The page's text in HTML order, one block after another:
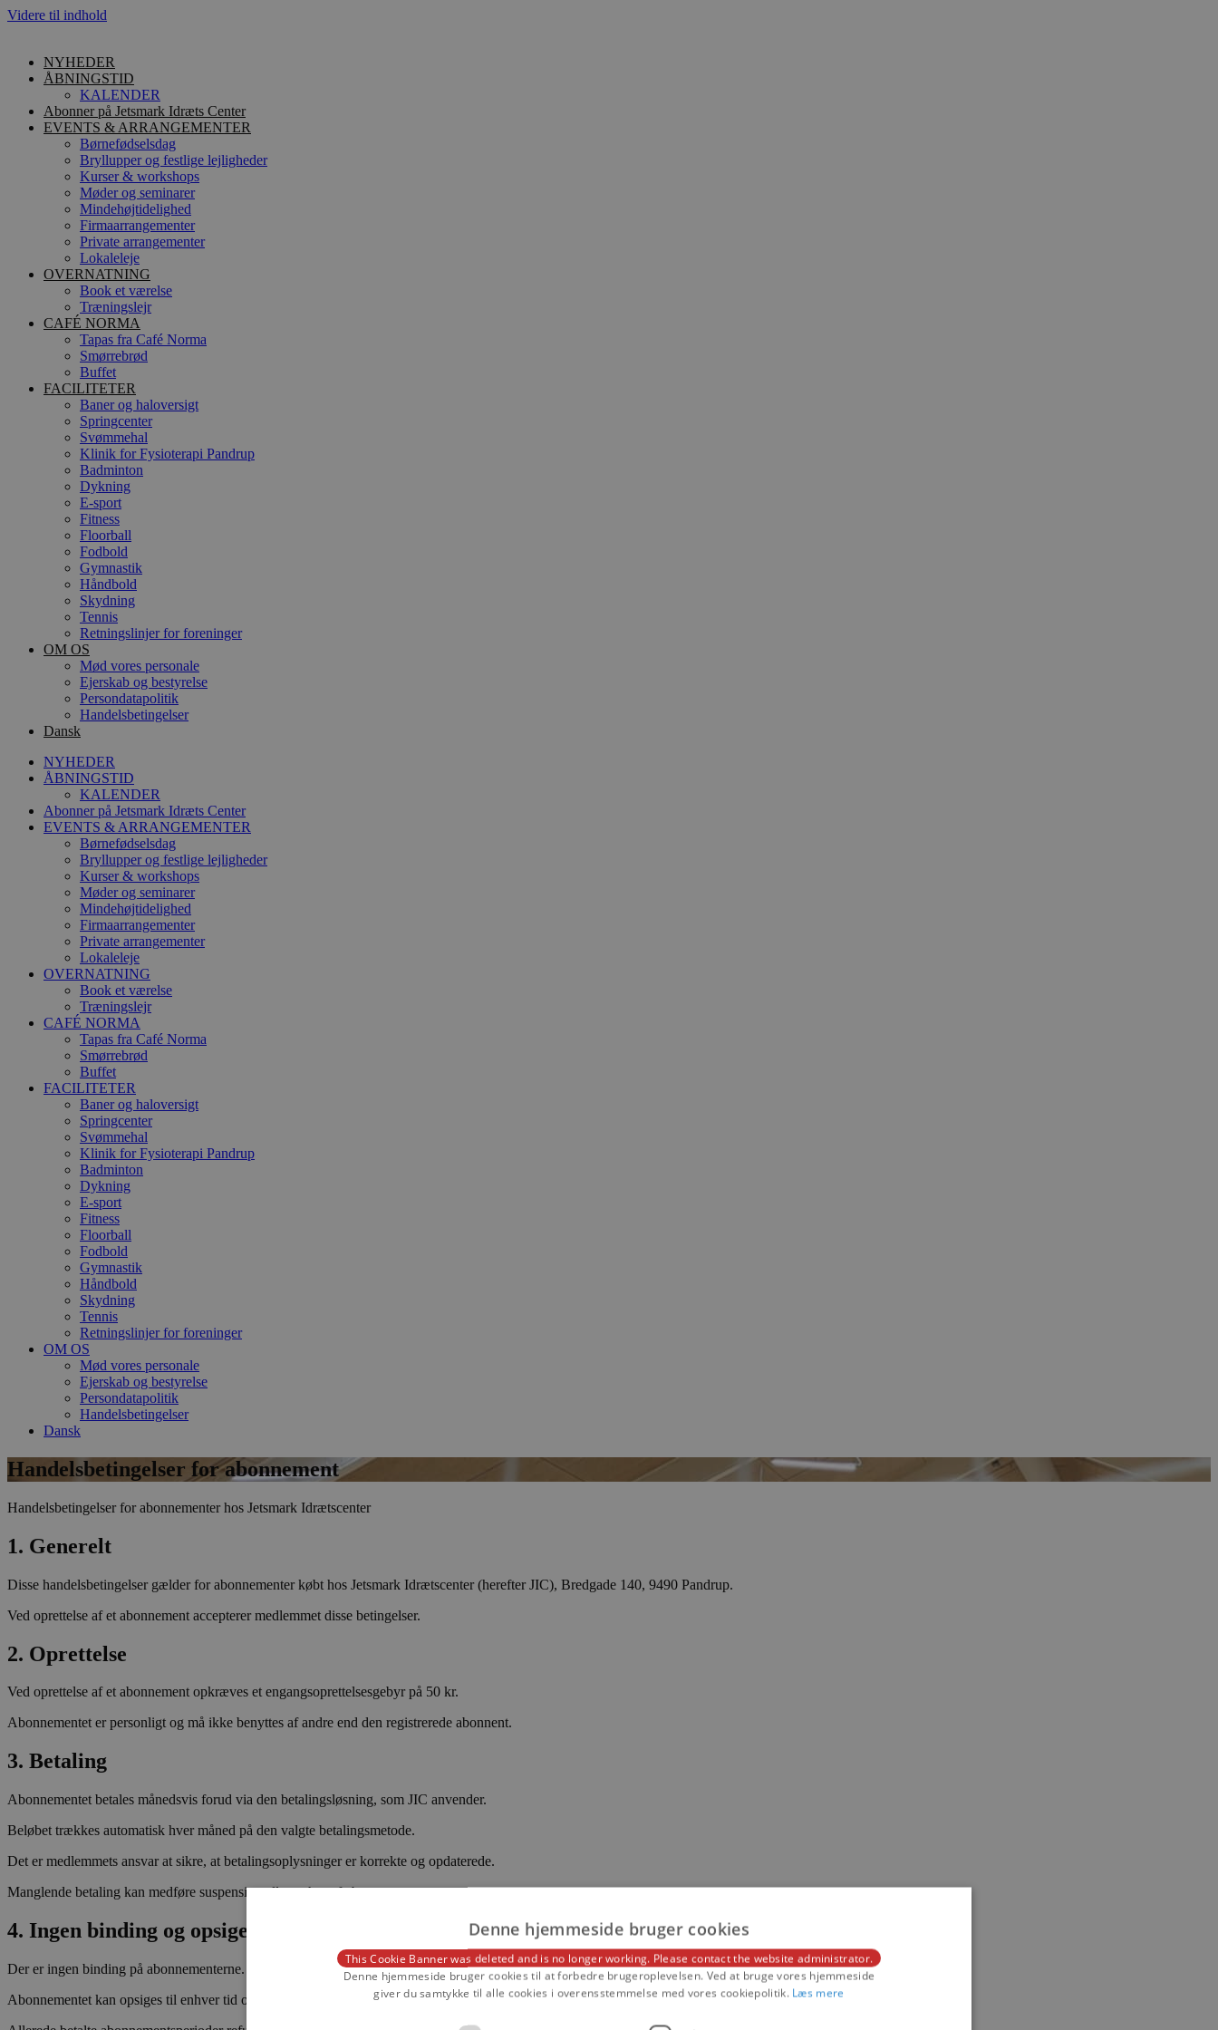
Videre til indhold
NYHEDER
ÅBNINGSTID
KALENDER
Abonner på Jetsmark Idræts Center
EVENTS & ARRANGEMENTER
Børnefødselsdag
Bryllupper og festlige lejligheder
Kurser & workshops
Møder og seminarer
Mindehøjtidelighed
Firmaarrangementer
Private arrangementer
Lokaleleje
OVERNATNING
Book et værelse
Træningslejr
CAFÉ NORMA
Tapas fra Café Norma
Smørrebrød
Buffet
FACILITETER
Baner og haloversigt
Springcenter
Svømmehal
Klinik for Fysioterapi Pandrup
Badminton
Dykning
E-sport
Fitness
Floorball
Fodbold
Gymnastik
Håndbold
Skydning
Tennis
Retningslinjer for foreninger
OM OS
Mød vores personale
Ejerskab og bestyrelse
Persondatapolitik
Handelsbetingelser
Dansk
NYHEDER
ÅBNINGSTID
KALENDER
Abonner på Jetsmark Idræts Center
EVENTS & ARRANGEMENTER
Børnefødselsdag
Bryllupper og festlige lejligheder
Kurser & workshops
Møder og seminarer
Mindehøjtidelighed
Firmaarrangementer
Private arrangementer
Lokaleleje
OVERNATNING
Book et værelse
Træningslejr
CAFÉ NORMA
Tapas fra Café Norma
Smørrebrød
Buffet
FACILITETER
Baner og haloversigt
Springcenter
Svømmehal
Klinik for Fysioterapi Pandrup
Badminton
Dykning
E-sport
Fitness
Floorball
Fodbold
Gymnastik
Håndbold
Skydning
Tennis
Retningslinjer for foreninger
OM OS
Mød vores personale
Ejerskab og bestyrelse
Persondatapolitik
Handelsbetingelser
Dansk
Handelsbetingelser for abonnement
Handelsbetingelser for abonnementer hos Jetsmark Idrætscenter
1. Generelt
Disse handelsbetingelser gælder for abonnementer købt hos Jetsmark Idrætscenter (herefter JIC), Bredgade 140, 9490 Pandrup.
Ved oprettelse af et abonnement accepterer medlemmet disse betingelser.
2. Oprettelse
Ved oprettelse af et abonnement opkræves et engangsoprettelsesgebyr på 50 kr.
Abonnementet er personligt og må ikke benyttes af andre end den registrerede abonnent.
3. Betaling
Abonnementet betales månedsvis forud via den betalingsløsning, som JIC anvender.
Beløbet trækkes automatisk hver måned på den valgte betalingsmetode.
Det er medlemmets ansvar at sikre, at betalingsoplysninger er korrekte og opdaterede.
Manglende betaling kan medføre suspension eller ophør af abonnementet.
4. Ingen binding og opsigelse
Der er ingen binding på abonnementerne.
Abonnementet kan opsiges til enhver tid og ophører ved udgangen af den allerede betalte abonnementsperiode.
Denne hjemmeside bruger cookies
This Cookie Banner was deleted and is no longer working. Please contact the website administrator.
Denne hjemmeside bruger cookies til at forbedre brugeroplevelsen. Ved at bruge vores hjemmeside
giver du samtykke til alle cookies i overensstemmelse med vores cookiepolitik. Læs mere